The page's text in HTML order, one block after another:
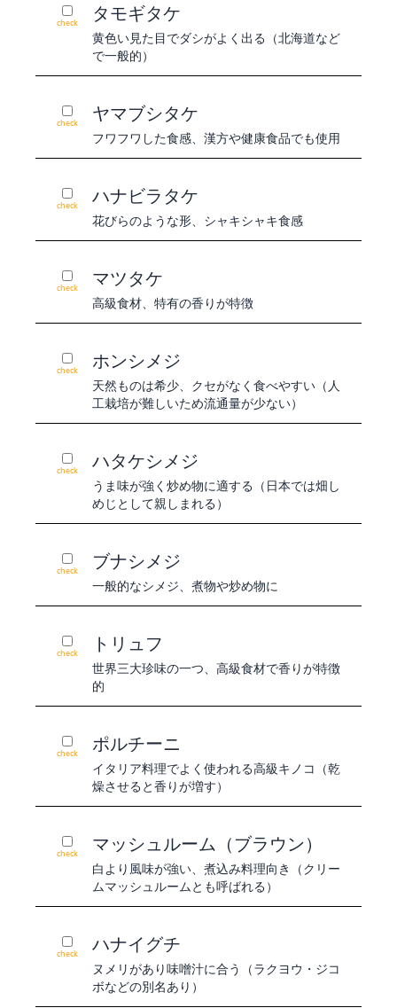
check タモギタケ
黄色い見た目でダシがよく出る（北海道など
で一般的）
check ヤマブシタケ
フワフワした食感、漢方や健康食品でも使用
check ハナビラタケ
花びらのような形、シャキシャキ食感
check マツタケ
高級食材、特有の香りが特徴
check ホンシメジ
天然ものは希少、クセがなく食べやすい（人
工栽培が難しいため流通量が少ない）
check ハタケシメジ
うま味が強く炒め物に適する（日本では畑し
めじとして親しまれる）
check ブナシメジ
一般的なシメジ、煮物や炒め物に
check トリュフ
世界三大珍味の一つ、高級食材で香りが特徴
的
check ポルチーニ
イタリア料理でよく使われる高級キノコ（乾
燥させると香りが増す）
check マッシュルーム（ブラウン）
白より風味が強い、煮込み料理向き（クリー
ムマッシュルームとも呼ばれる）
check ハナイグチ
ヌメリがあり味噌汁に合う（ラクヨウ・ジコ
ボなどの別名あり）